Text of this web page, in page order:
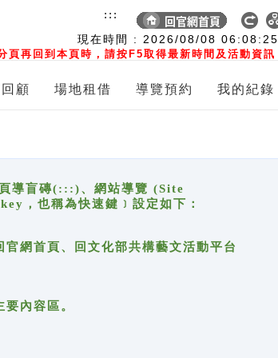
現在時間 : 2026/08/08 06:08:25
頁再回到本頁時，請按F5取得最新時間及活動資訊
:::
顧 場地租借 導覽預約 我的紀錄
導盲磚(:::)、網站導覽 (Site
，也稱為快速鍵﹞設定如下：
首頁、回文化部共構藝文活動平台
內容區。